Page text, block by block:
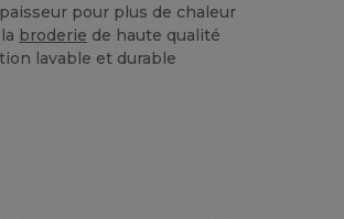
pour plus de chaleur
broderie de haute qualité
lavable et durable